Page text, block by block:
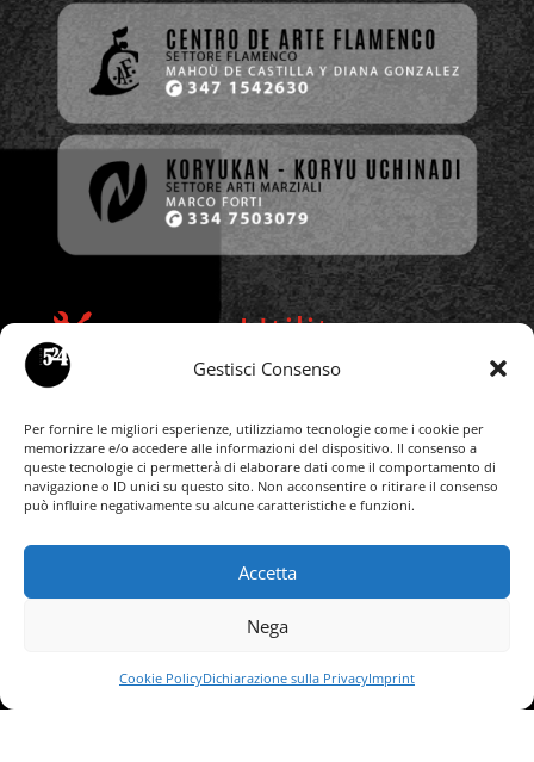
Gestisci Consenso
Per fornire le migliori esperienze, utilizziamo tecnologie come i cookie per
memorizzare e/o accedere alle informazioni del dispositivo. Il consenso a
queste tecnologie ci permetterà di elaborare dati come il comportamento di
navigazione o ID unici su questo sito. Non acconsentire o ritirare il consenso
può influire negativamente su alcune caratteristiche e funzioni.
Accetta
Nega
Cookie PolicyDichiarazione sulla PrivacyImprint
 Utility
Domanda d’iscrizione (Online)
Domanda d’iscrizione (Cartacea)
Regolamento Interno
Regolamento Gruppo Spettacolo
Richiesta Visita Medico Sportiva